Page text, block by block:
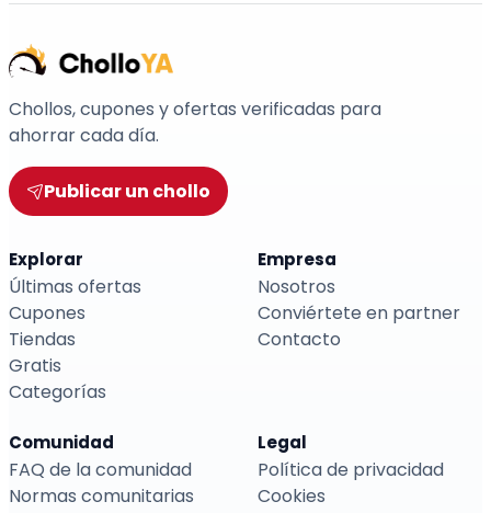
Chollos, cupones y ofertas verificadas para
ahorrar cada día.
Publicar un chollo
Explorar
Últimas ofertas
Cupones
Tiendas
Gratis
Categorías
Empresa
Nosotros
Conviértete en partner
Contacto
Comunidad
FAQ de la comunidad
Normas comunitarias
Legal
Política de privacidad
Cookies